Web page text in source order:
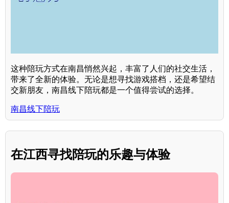
这种陪玩方式在南昌悄然兴起，丰富了人们的社交生活，
带来了全新的体验。无论是想寻找游戏搭档，还是希望结
交新朋友，南昌线下陪玩都是一个值得尝试的选择。
南昌线下陪玩
在江西寻找陪玩的乐趣与体验